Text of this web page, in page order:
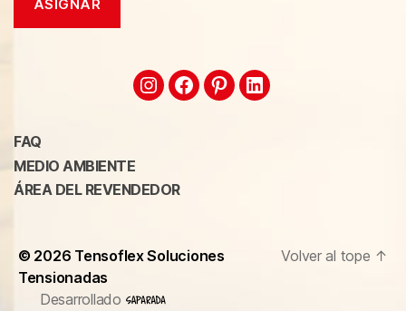
FAQ
MEDIO AMBIENTE
ÁREA DEL REVENDEDOR
© 2026 Tensoflex Soluciones
Tensionadas
Desarrollado
Volver al tope ↑